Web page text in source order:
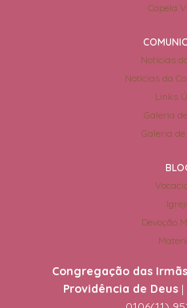
Capela
Notícias
Notícias da
Links
Galeria
Galeria
Devoção
Congregação das
Providência de Deus |